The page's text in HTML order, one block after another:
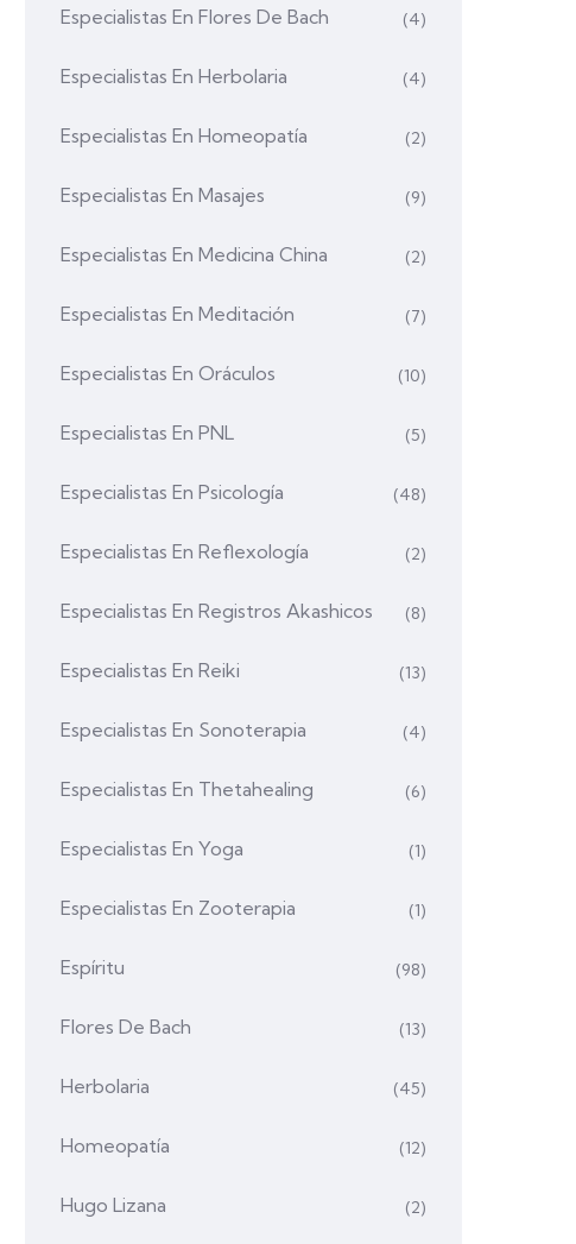
Especialistas En Flores De Bach (4)
Especialistas En Herbolaria (4)
Especialistas En Homeopatía (2)
Especialistas En Masajes (9)
Especialistas En Medicina China (2)
Especialistas En Meditación (7)
Especialistas En Oráculos (10)
Especialistas En PNL (5)
Especialistas En Psicología (48)
Especialistas En Reflexología (2)
Especialistas En Registros Akashicos (8)
Especialistas En Reiki (13)
Especialistas En Sonoterapia (4)
Especialistas En Thetahealing (6)
Especialistas En Yoga (1)
Especialistas En Zooterapia (1)
Espíritu (98)
Flores De Bach (13)
Herbolaria (45)
Homeopatía (12)
Hugo Lizana (2)